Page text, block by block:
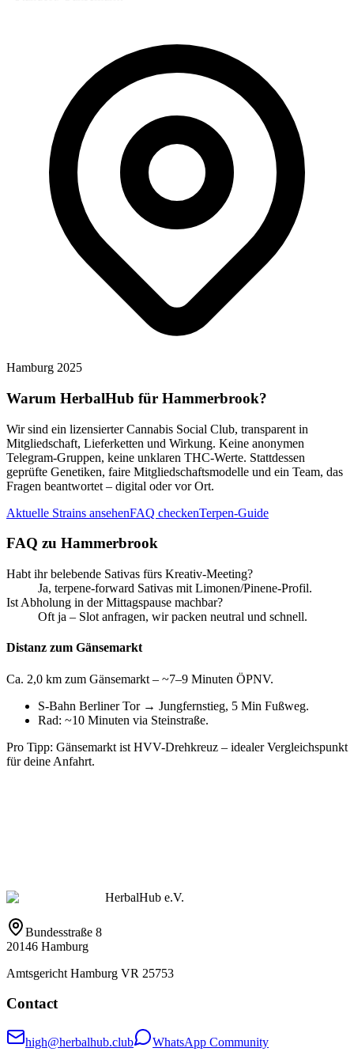
Hamburg 2025
Warum HerbalHub für Hammerbrook?
Wir sind ein lizensierter Cannabis Social Club, transparent in
Mitgliedschaft, Lieferketten und Wirkung. Keine anonymen
Telegram-Gruppen, keine unklaren THC-Werte. Stattdessen
geprüfte Genetiken, faire Mitgliedschaftsmodelle und ein Team, das
Fragen beantwortet – digital oder vor Ort.
Aktuelle Strains ansehenFAQ checkenTerpen-Guide
FAQ zu Hammerbrook
Habt ihr belebende Sativas fürs Kreativ-Meeting?
Ja, terpene-forward Sativas mit Limonen/Pinene-Profil.
Ist Abholung in der Mittagspause machbar?
Oft ja – Slot anfragen, wir packen neutral und schnell.
Distanz zum Gänsemarkt
Ca. 2,0 km zum Gänsemarkt – ~7–9 Minuten ÖPNV.
S-Bahn Berliner Tor → Jungfernstieg, 5 Min Fußweg.
Rad: ~10 Minuten via Steinstraße.
Pro Tipp: Gänsemarkt ist HVV-Drehkreuz – idealer Vergleichspunkt
für deine Anfahrt.
HerbalHub e.V.
Bundesstraße 8
20146 Hamburg
Amtsgericht Hamburg VR 25753
Contact
high@herbalhub.club WhatsApp Community